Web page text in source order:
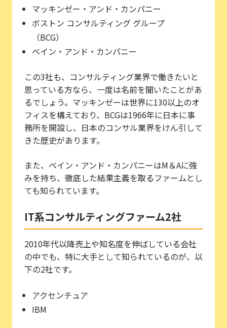
マッキンゼー・アンド・カンパニー
ボストン コンサルティング グループ
（BCG）
ベイン・アンド・カンパニー
この3社も、コンサルティング業界で働きたいと
思っている方なら、一度は名前を聞いたことがあ
るでしょう。マッキンゼーは世界に130以上のオ
フィスを構えており、BCGは1966年に日本に事
務所を開設し、日本のコンサル業界をけん引して
きた歴史があります。
また、ベイン・アンド・カンパニーはM＆Aに強
みを持ち、徹底した結果主義を取るファームとし
ても知られています。
IT系コンサルティングファーム2社
2010年代以降売上や知名度を伸ばしている会社
の中でも、特に大手として知られているのが、以
下の2社です。
アクセンチュア
IBM